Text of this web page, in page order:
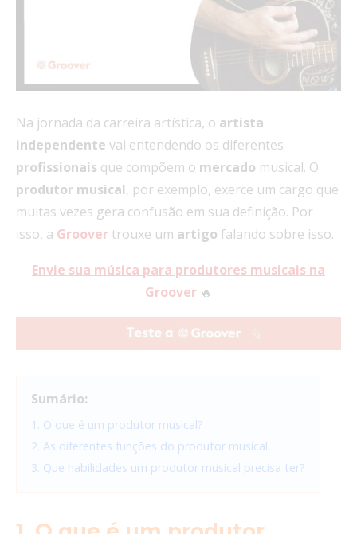
Na jornada da carreira artística, o artista
independente vai entendendo os diferentes
profissionais que compõem o mercado musical. O
produtor musical, por exemplo, exerce um cargo que
muitas vezes gera confusão em sua definição. Por
isso, a Groover trouxe um artigo falando sobre isso.
Envie sua música para produtores musicais na
Groover🔥
Sumário:
1. O que é um produtor musical?
2. As diferentes funções do produtor musical
3. Que habilidades um produtor musical precisa ter?